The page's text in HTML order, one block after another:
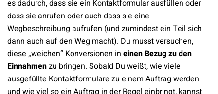
es dadurch, dass sie ein Kontaktformular ausfüllen oder
dass sie anrufen oder auch dass sie eine
Wegbeschreibung aufrufen (und zumindest ein Teil sich
dann auch auf den Weg macht). Du musst versuchen,
diese „weichen“ Konversionen in einen Bezug zu den
Einnahmenzu bringen. Sobald Du weißt, wie viele
ausgefüllte Kontaktformulare zu einem Auftrag werden
und wie viel so ein Auftrag in der Regel einbringt, kannst